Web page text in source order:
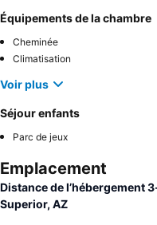
Équipements de la chambre
Cheminée
Climatisation
Voir plus
Séjour enfants
Parc de jeux
Emplacement
Distance de l’hébergement
Superior, AZ